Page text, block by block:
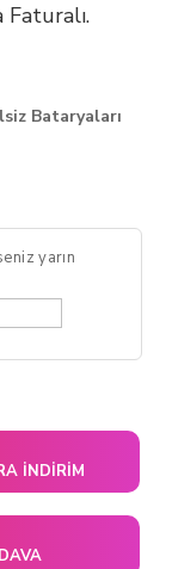
Faturalı.
Bataryaları
yarın
İNDIRIM